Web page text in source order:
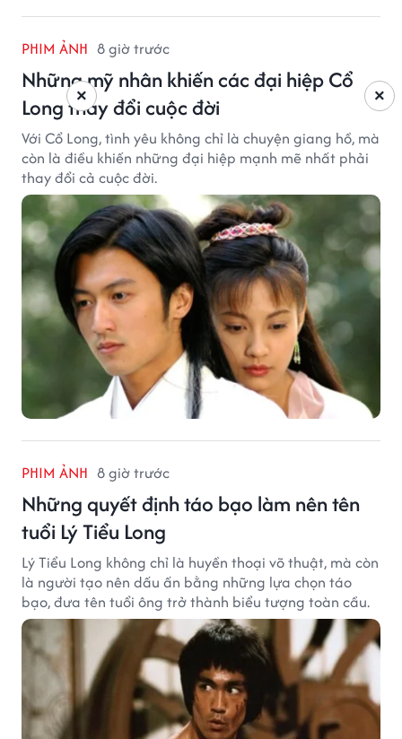
PHIM ẢNH 8 giờ trước
Những mỹ nhân khiến các đại hiệp Cổ
Long thay đổi cuộc đời
Với Cổ Long, tình yêu không chỉ là chuyện giang hồ, mà
còn là điều khiến những đại hiệp mạnh mẽ nhất phải
thay đổi cả cuộc đời.
PHIM ẢNH 8 giờ trước
Những quyết định táo bạo làm nên tên
tuổi Lý Tiểu Long
Lý Tiểu Long không chỉ là huyền thoại võ thuật, mà còn
là người tạo nên dấu ấn bằng những lựa chọn táo
bạo, đưa tên tuổi ông trở thành biểu tượng toàn cầu.
×
×